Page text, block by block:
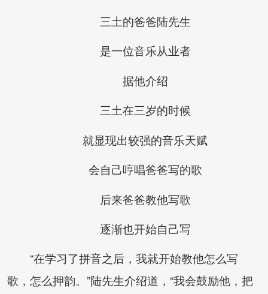
三土的爸爸陆先生
是一位音乐从业者
据他介绍
三土在三岁的时候
就显现出较强的音乐天赋
会自己哼唱爸爸写的歌
后来爸爸教他写歌
逐渐也开始自己写
“在学习了拼音之后，我就开始教他怎么写
歌，怎么押韵。”陆先生介绍道，“我会鼓励他，把